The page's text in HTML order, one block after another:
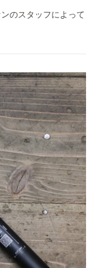
のスタッフによって